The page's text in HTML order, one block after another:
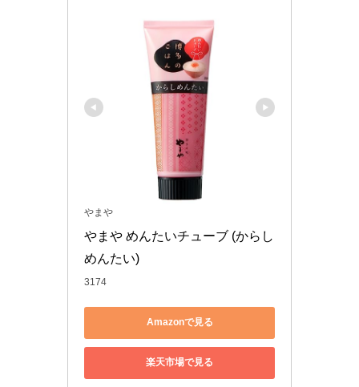
やまや
やまや めんたいチューブ (からし
めんたい)
3174
Amazonで見る
楽天市場で見る